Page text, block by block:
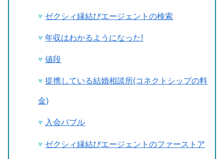
ゼクシィ縁結びエージェントの検索
年収はわかるようになった!
値段
提携している結婚相談所(コネクトシップの料
金)
入会バブル
ゼクシィ縁結びエージェントのファーストア